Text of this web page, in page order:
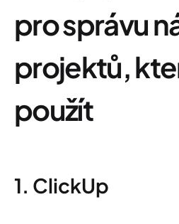
pro správu
projektů,
použít
1. ClickUp